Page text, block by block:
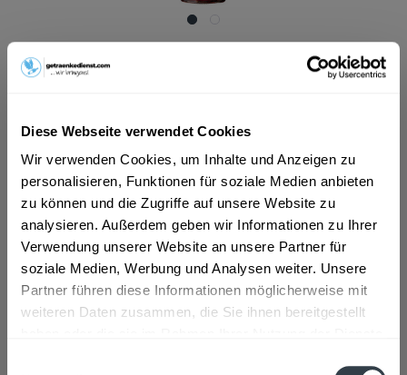
Diese Webseite verwendet Cookies
Wir verwenden Cookies, um Inhalte und Anzeigen zu
personalisieren, Funktionen für soziale Medien anbieten
zu können und die Zugriffe auf unsere Website zu
analysieren. Außerdem geben wir Informationen zu Ihrer
Verwendung unserer Website an unsere Partner für
soziale Medien, Werbung und Analysen weiter. Unsere
Partner führen diese Informationen möglicherweise mit
weiteren Daten zusammen, die Sie ihnen bereitgestellt
ab 6,89 € *
Inhalt: 4.5 Liter (1,53 € * / 1 Liter)
MEHRWEG
+2,40 € Pfand
In denWarenkorb
Artikel-Nr.:
34077
Verfügbar in: